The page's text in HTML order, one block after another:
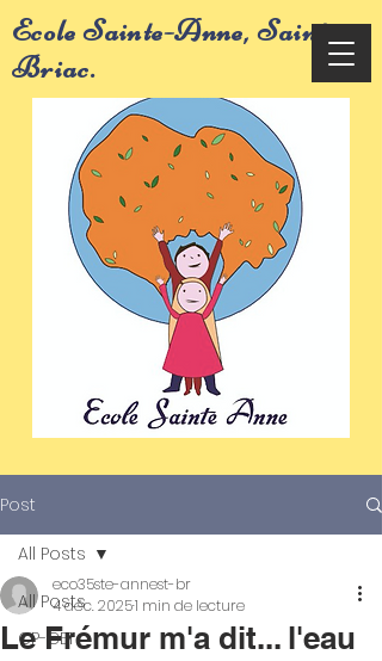
Ecole Sainte-Anne, Saint-
Briac.
Post
All Posts
CP-CE1
All Posts
Le Frémur m'a dit... l'eau
eco35ste-annest-br
4 déc. 20251 min de lecture